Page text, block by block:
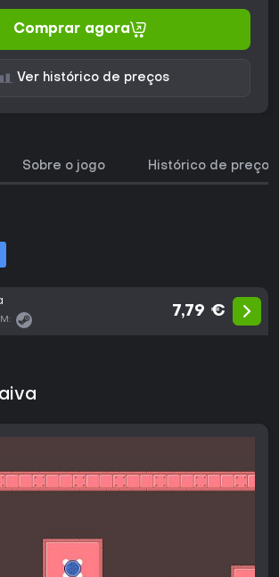
Comprar agora
Ver histórico de preços
Sobre o jogo Histórico de preços
7,79 €